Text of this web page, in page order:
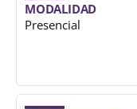
MODALIDAD
Presencial